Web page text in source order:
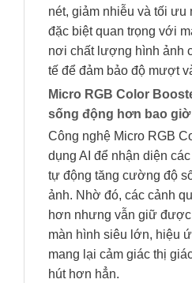
nét, giảm nhiễu và tối ưu
đặc biệt quan trọng với
nơi chất lượng hình ảnh
tế để đảm bảo độ mượt
Micro RGB Color
sống động hơn bao giờ
Công nghệ Micro RGB
dụng AI để nhận diện
tự động tăng cường độ
ảnh. Nhờ đó, các cảnh
hơn nhưng vẫn giữ
màn hình siêu lớn, hiệu
mang lại cảm giác thị
hút hơn hẳn.